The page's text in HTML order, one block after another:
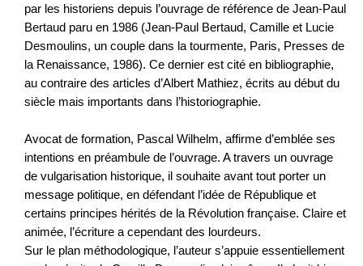
par les historiens depuis l’ouvrage de référence de Jean-Paul
Bertaud paru en 1986 (Jean-Paul Bertaud, Camille et Lucie
Desmoulins, un couple dans la tourmente, Paris, Presses de
la Renaissance, 1986). Ce dernier est cité en bibliographie,
au contraire des articles d’Albert Mathiez, écrits au début du
siècle mais importants dans l’historiographie.
Avocat de formation, Pascal Wilhelm, affirme d’emblée ses
intentions en préambule de l’ouvrage. A travers un ouvrage
de vulgarisation historique, il souhaite avant tout porter un
message politique, en défendant l’idée de République et
certains principes hérités de la Révolution française. Claire et
animée, l’écriture a cependant des lourdeurs.
Sur le plan méthodologique, l’auteur s’appuie essentiellement